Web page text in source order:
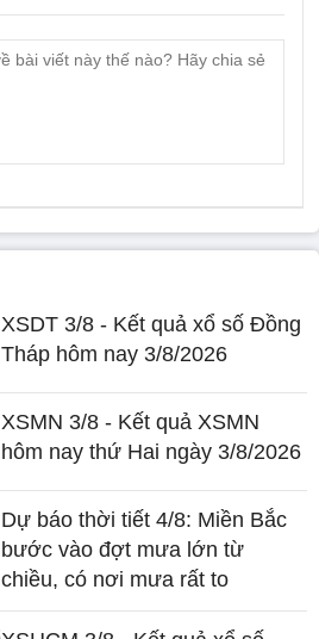
XSDT 3/8 - Kết quả xổ số Đồng
Tháp hôm nay 3/8/2026
XSMN 3/8 - Kết quả XSMN
hôm nay thứ Hai ngày 3/8/2026
Dự báo thời tiết 4/8: Miền Bắc
bước vào đợt mưa lớn từ
chiều, có nơi mưa rất to